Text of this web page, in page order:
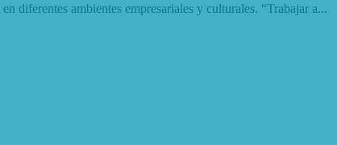
diferentes ambientes empresariales y culturales. “Trabajar a...